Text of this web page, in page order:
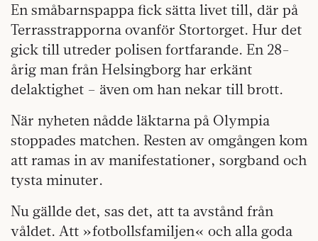
En småbarnspappa fick sätta livet till, där på
Terrasstrapporna ovanför Stortorget. Hur det
gick till utreder polisen fortfarande. En 28-
årig man från Helsingborg har erkänt
delaktighet – även om han nekar till brott.
När nyheten nådde läktarna på Olympia
stoppades matchen. Resten av omgången kom
att ramas in av manifestationer, sorgband och
tysta minuter.
Nu gällde det, sas det, att ta avstånd från
våldet. Att »fotbollsfamiljen« och alla goda